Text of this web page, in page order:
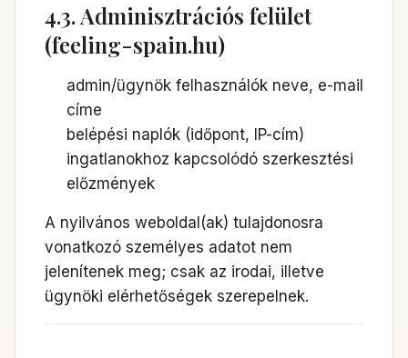
4.3. Adminisztrációs felület
(feeling-spain.hu)
admin/ügynök felhasználók neve, e-mail
címe
belépési naplók (időpont, IP-cím)
ingatlanokhoz kapcsolódó szerkesztési
előzmények
A nyilvános weboldal(ak) tulajdonosra
vonatkozó személyes adatot nem
jelenítenek meg; csak az irodai, illetve
ügynöki elérhetőségek szerepelnek.